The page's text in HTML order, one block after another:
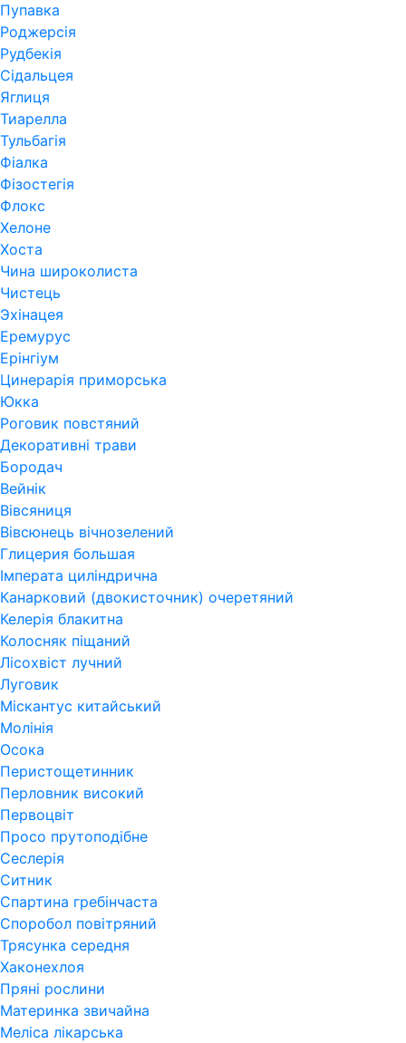
Пупавка
Роджерсія
Рудбекія
Сідальцея
Яглиця
Тиарелла
Тульбагія
Фіалка
Фізостегія
Флокс
Хелоне
Хоста
Чина широколиста
Чистець
Эхінацея
Еремурус
Ерінгіум
Цинерарія приморська
Юкка
Роговик повстяний
Декоративні трави
Бородач
Вейнік
Вівсяниця
Вівсюнець вічнозелений
Глицерия большая
Імперата циліндрична
Канарковий (двокисточник) очеретяний
Келерія блакитна
Колосняк піщаний
Лісохвіст лучний
Луговик
Міскантус китайський
Молінія
Осока
Перистощетинник
Перловник високий
Первоцвіт
Просо прутоподібне
Сеслерія
Ситник
Спартина гребінчаста
Споробол повітряний
Трясунка середня
Хаконехлоя
Пряні рослини
Материнка звичайна
Меліса лікарська